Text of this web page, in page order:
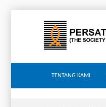
TENTANG KAMI